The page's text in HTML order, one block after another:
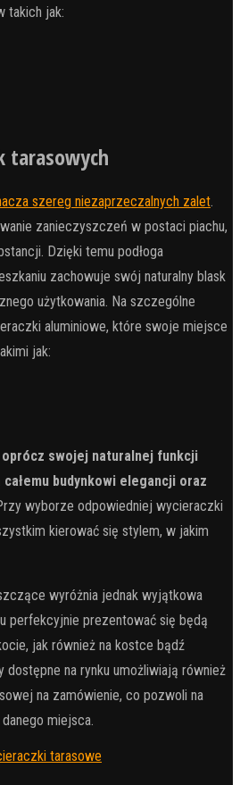
takich jak:
tarasowych
szereg niezaprzeczalnych zalet.
zanieczyszczeń w postaci piachu,
Dzięki temu podłoga
zachowuje swój naturalny blask
użytkowania. Na szczególne
aluminiowe, które swoje miejsce
jak:
swojej naturalnej funkcji
budynkowi elegancji oraz
wyborze odpowiedniej wycieraczki
kierować się stylem, w jakim
wyróżnia jednak wyjątkowa
perfekcyjnie prezentować się będą
jak również na kostce bądź
dostępne na rynku umożliwiają również
na zamówienie, co pozwoli na
miejsca.
tarasowe